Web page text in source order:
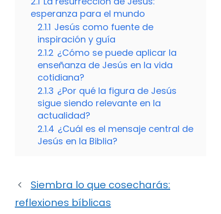
esperanza para el mundo
2.1.1 Jesús como fuente de
inspiración y guía
2.1.2 ¿Cómo se puede aplicar la
enseñanza de Jesús en la vida
cotidiana?
2.1.3 ¿Por qué la figura de Jesús
sigue siendo relevante en la
actualidad?
2.1.4 ¿Cuál es el mensaje central de
Jesús en la Biblia?
Siembra lo que cosecharás:
reflexiones bíblicas